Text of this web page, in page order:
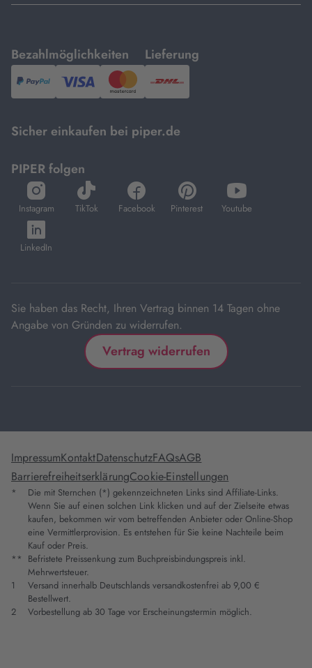
Bezahlmöglichkeiten
mit
PayPal,Visa
und
Lieferung
mit
DHL.
Sicher einkaufen bei piper.de
PIPER folgen
Instagram
öffnet
in
neuem
Tab
TikTok
öffnet
in
Facebook
öffnet
in
Pinterest
öffnet
in
Youtube
öffnet
in
LinkedIn
öffnet
in
Sie haben das Recht, Ihren Vertrag binnen 14 Tagen ohne
Angabe von Gründen zu widerrufen.
Vertrag widerrufen
ImpressumKontaktDatenschutzFAQsAGB
BarrierefreiheitserklärungCookie-Einstellungen
*
Die mit Sternchen (*) gekennzeichneten Links sind Affiliate-Links.
Wenn Sie auf einen solchen Link klicken und auf der Zielseite etwas
kaufen, bekommen wir vom betreffenden Anbieter oder Online-Shop
eine Vermittlerprovision. Es entstehen für Sie keine Nachteile beim
Kauf oder Preis.
** Befristete Preissenkung zum Buchpreisbindungspreis inkl.
Mehrwertsteuer.
1
Versand innerhalb Deutschlands versandkostenfrei ab 9,00 €
Bestellwert.
2
Vorbestellung ab 30 Tage vor Erscheinungstermin möglich.